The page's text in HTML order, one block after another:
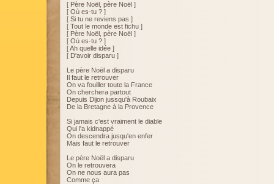
[ Père Noël, père Noël ]
[ Où es-tu ? ]
[ Si tu ne reviens pas ]
[ Tout le monde est fichu ]
[ Père Noël, père Noël ]
[ Où es-tu ? ]
[ Ah quelle idée ]
[ D'avoir disparu ]
Le père Noël a disparu
Il faut le retrouver
On va fouiller toute la France
On cherchera partout
Depuis Dijon jussqu'à Roubaix
De la Bretagne à la Provence
Si jamais c'est vraiment le diable
Qui l'a kidnappé
On descendra jusqu'en enfer
Mais faut le retrouver
Le père Noël a disparu
On le retrouvera
On ne nous aura pas
Comme ça